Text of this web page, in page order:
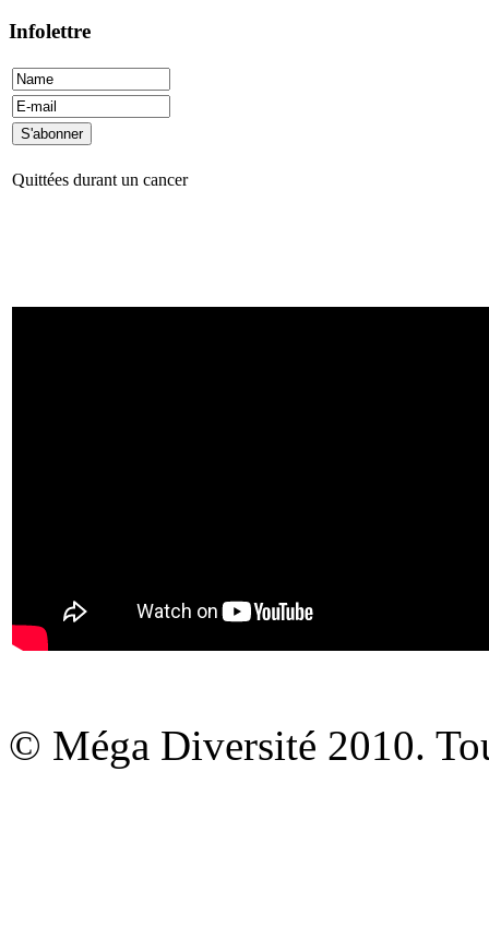
Infolettre
Quittées durant un cancer
© Méga Diversité 2010.